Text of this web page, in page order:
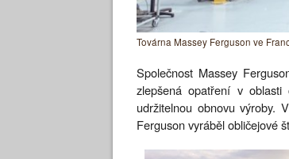
Továrna Massey Ferguson ve
Společnost Massey
zlepšená opatření v
udržitelnou obnovu výroby.
Ferguson vyráběl obličejové